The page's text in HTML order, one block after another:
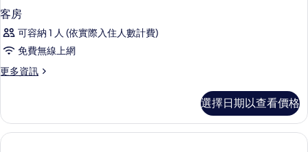
客房
可容納 1 人 (依實際入住人數計費)
免費無線上網
更多資訊
更
的
詳
情
選擇日期以查看價格